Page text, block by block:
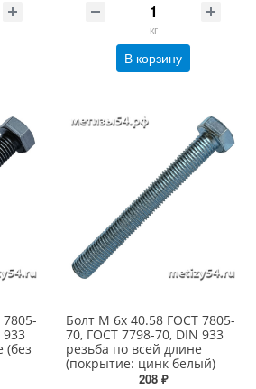
кг
В корзину
(без
Болт М 6х 40.58 ГОСТ 7805-
70, ГОСТ 7798-70, DIN 933
резьба по всей длине
(покрытие: цинк белый)
208 ₽